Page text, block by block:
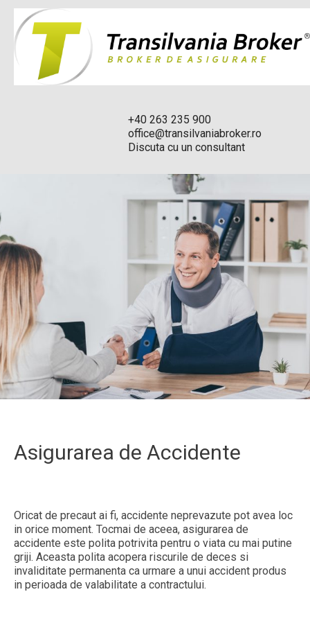
+40 263 235 900
office@transilvaniabroker.ro
Discuta cu un consultant
Asigurarea de Accidente
Oricat de precaut ai fi, accidente neprevazute pot avea loc
in orice moment. Tocmai de aceea, asigurarea de
accidente este polita potrivita pentru o viata cu mai putine
griji. Aceasta polita acopera riscurile de deces si
invaliditate permanenta ca urmare a unui accident produs
in perioada de valabilitate a contractului.